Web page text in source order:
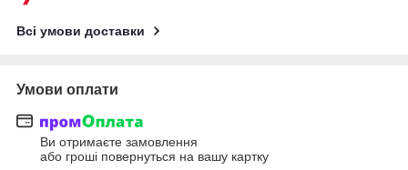
Всі умови доставки
Умови оплати
Ви отримаєте замовлення
або гроші повернуться на вашу картку